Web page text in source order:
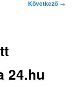
Következő →
24.hu